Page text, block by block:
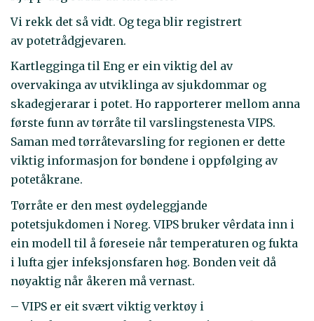
Vi rekk det så vidt. Og tega blir registrert
av potetrådgjevaren.
Kartlegginga til Eng er ein viktig del av
overvakinga av utviklinga av sjukdommar og
skadegjerarar i potet. Ho rapporterer mellom anna
første funn av tørråte til varslingstenesta VIPS.
Saman med tørråtevarsling for regionen er dette
viktig informasjon for bøndene i oppfølging av
potetåkrane.
Tørråte er den mest øydeleggjande
potetsjukdomen i Noreg. VIPS bruker vêrdata inn i
ein modell til å føreseie når temperaturen og fukta
i lufta gjer infeksjonsfaren høg. Bonden veit då
nøyaktig når åkeren må vernast.
– VIPS er eit svært viktig verktøy i